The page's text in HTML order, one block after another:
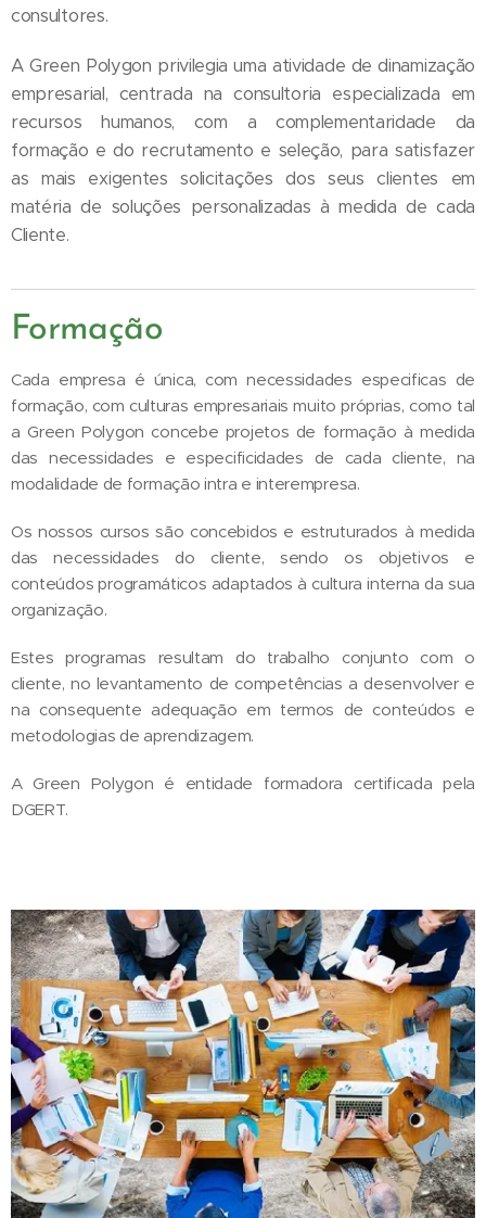
consultores.
A Green Polygon privilegia uma atividade de dinamização
empresarial, centrada na consultoria especializada em
recursos humanos, com a complementaridade da
formação e do recrutamento e seleção, para satisfazer
as mais exigentes solicitações dos seus clientes em
matéria de soluções personalizadas à medida de cada
Cliente.
Formação
Cada empresa é única, com necessidades especificas de
formação, com culturas empresariais muito próprias, como tal
a Green Polygon concebe projetos de formação à medida
das necessidades e especificidades de cada cliente, na
modalidade de formação intra e interempresa.
Os nossos cursos são concebidos e estruturados à medida
das necessidades do cliente, sendo os objetivos e
conteúdos programáticos adaptados à cultura interna da sua
organização.
Estes programas resultam do trabalho conjunto com o
cliente, no levantamento de competências a desenvolver e
na consequente adequação em termos de conteúdos e
metodologias de aprendizagem.
A Green Polygon é entidade formadora certificada pela
DGERT.